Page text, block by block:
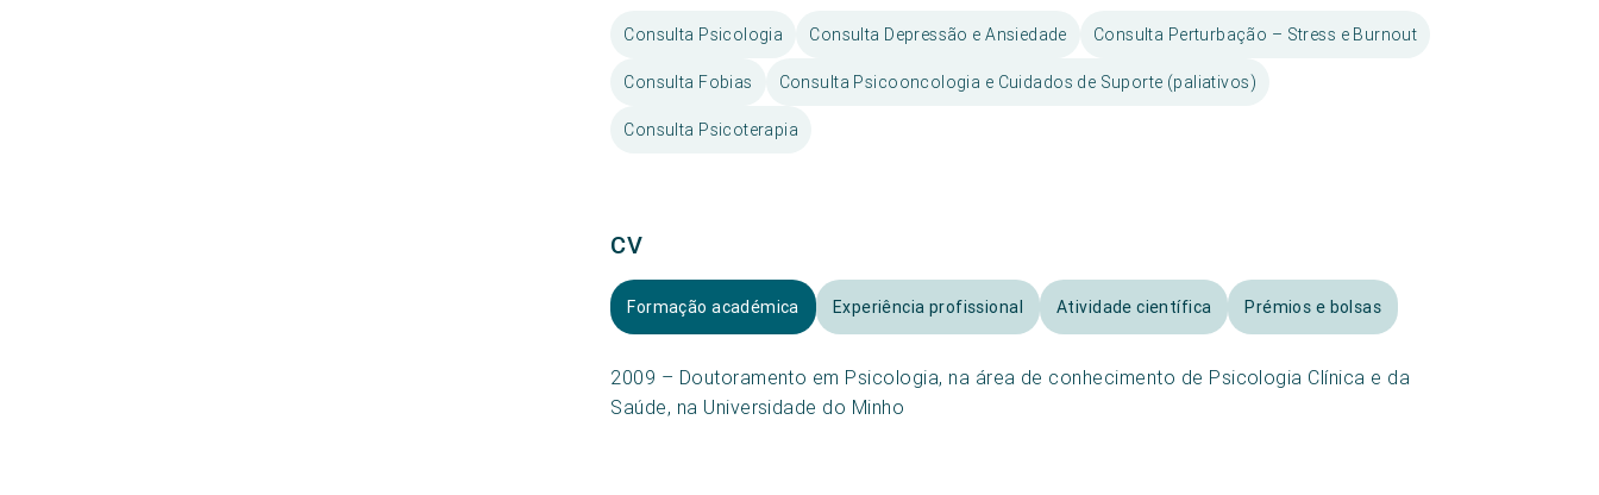
Consulta Psicologia Consulta Depressão e Ansiedade Consulta Perturbação – Stress e Burnout
Consulta Fobias Consulta Psicooncologia e Cuidados de Suporte (paliativos)
Consulta Psicoterapia
CV
Formação académica Experiência profissional Atividade científica Prémios e bolsas
2009 – Doutoramento em Psicologia, na área de conhecimento de Psicologia Clínica e da
Saúde, na Universidade do Minho